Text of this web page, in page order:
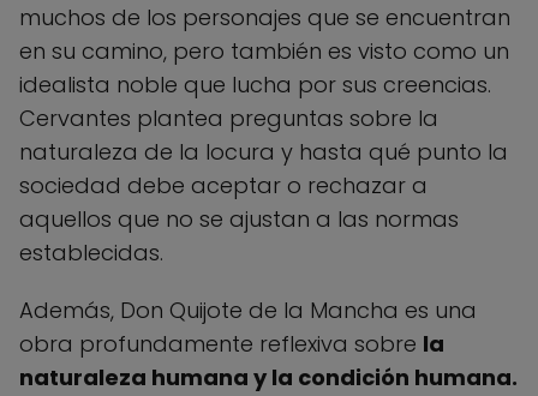
muchos de los personajes que se encuentran
en su camino, pero también es visto como un
idealista noble que lucha por sus creencias.
Cervantes plantea preguntas sobre la
naturaleza de la locura y hasta qué punto la
sociedad debe aceptar o rechazar a
aquellos que no se ajustan a las normas
establecidas.
Además, Don Quijote de la Mancha es una
obra profundamente reflexiva sobre la
naturaleza humana y la condición humana.